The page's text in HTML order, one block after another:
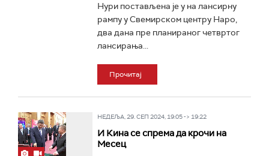
Нури постављена је у на лансирну
рампу у Свемирском центру Наро,
два дана пре планираног четвртог
лансирања...
Прочитај
НЕДЕЉА, 29. СЕП 2024, 19:05 -> 19:22
И Кина се спрема да крочи на
Месец